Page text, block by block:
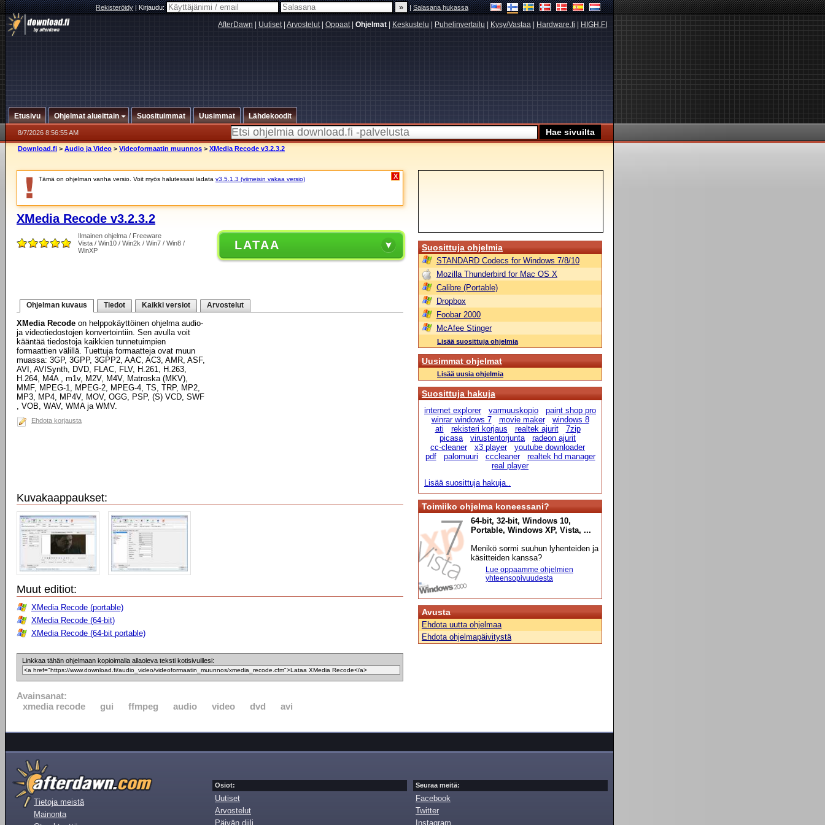
Rekisteröidy|Kirjaudu: |Salasana hukassa
AfterDawn Uutiset| Arvostelut| Oppaat| Ohjelmat Keskustelu Puhelinvertailu Kysy/Vastaa Hardware.fi HIGH.FI
Etusivu Ohjelmat alueittain Suosituimmat Uusimmat Lähdekoodit
8/7/2026 8:56:55 AM
Download.fi > Audio ja Video > Videoformaatin muunnos > XMedia Recode v3.2.3.2
Tämä on ohjelman vanha versio. Voit myös halutessasi ladata v3.5.1.3 (viimeisin vakaa versio) X
XMedia Recode v3.2.3.2
Ilmainen ohjelma / Freeware
Vista / Win10 / Win2k / Win7 / Win8 /
WinXP
LATAA
Ohjelman kuvaus Tiedot Kaikki versiot Arvostelut
XMedia Recode on helppokäyttöinen ohjelma audio-
ja videotiedostojen konvertointiin. Sen avulla voit
kääntää tiedostoja kaikkien tunnetuimpien
formaattien välillä. Tuettuja formaatteja ovat muun
muassa: 3GP, 3GPP, 3GPP2, AAC, AC3, AMR, ASF,
AVI, AVISynth, DVD, FLAC, FLV, H.261, H.263,
H.264, M4A , m1v, M2V, M4V, Matroska (MKV),
MMF, MPEG-1, MPEG-2, MPEG-4, TS, TRP, MP2,
MP3, MP4, MP4V, MOV, OGG, PSP, (S) VCD, SWF
, VOB, WAV, WMA ja WMV.
Ehdota korjausta
Kuvakaappaukset:
Muut editiot:
XMedia Recode (portable)
XMedia Recode (64-bit)
XMedia Recode (64-bit portable)
Linkkaa tähän ohjelmaan kopioimalla allaoleva teksti kotisivuillesi:
Avainsanat:
xmedia recode
gui ffmpeg audio video dvd avi
Suosittuja ohjelmia
STANDARD Codecs for Windows 7/8/10
Mozilla Thunderbird for Mac OS X
Calibre (Portable)
Dropbox
Foobar 2000
McAfee Stinger
Lisää suosittuja ohjelmia
Uusimmat ohjelmat
Lisää uusia ohjelmia
Suosittuja hakuja
internet explorer varmuuskopio
paint shop pro
winrar windows 7
movie maker
windows 8
ati
rekisteri korjaus realtek ajurit
7zip
picasa
virustentorjunta
radeon ajurit
cc-cleaner
x3 player
youtube downloader
pdf
palomuuri cccleaner
realtek hd manager
real player
Lisää suosittuja hakuja..
Toimiiko ohjelma koneessani?
64-bit, 32-bit, Windows 10,
Portable, Windows XP, Vista, ...
Menikö sormi suuhun lyhenteiden ja
käsitteiden kanssa?
Lue oppaamme ohjelmien
yhteensopivuudesta
Avusta
Ehdota uutta ohjelmaa
Ehdota ohjelmapäivitystä
Tietoja meistä
Mainonta
Osiot:
Uutiset
Arvostelut
Päivän diili
Seuraa meitä:
Facebook
Twitter
Instagram